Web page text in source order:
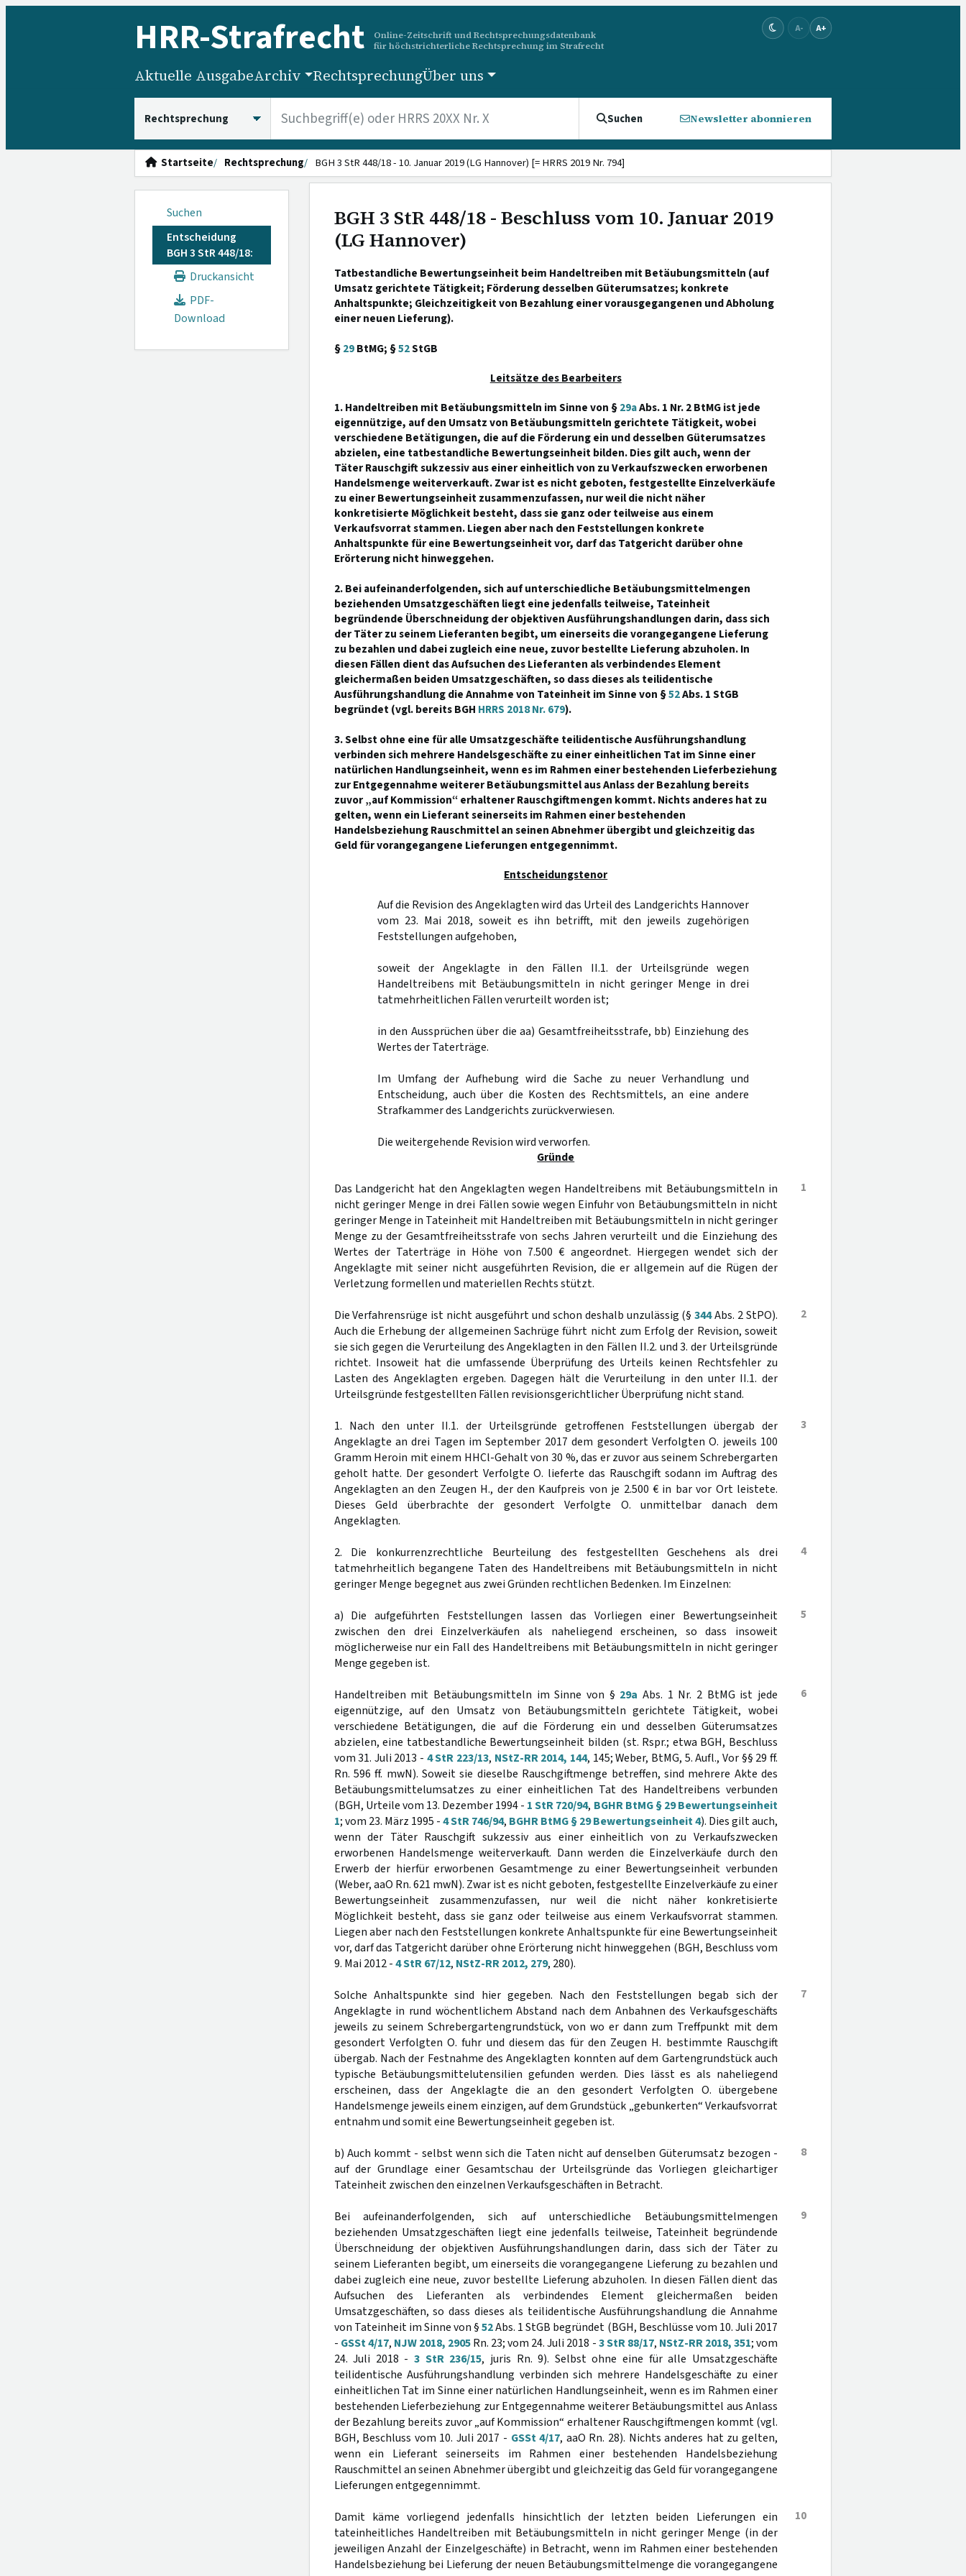
HRR-Strafrecht
Online-Zeitschrift und Rechtsprechungsdatenbank
für höchstrichterliche Rechtsprechung im Strafrecht
A- A+
Aktuelle AusgabeArchiv RechtsprechungÜber uns
Suchen Newsletter abonnieren
Startseite Rechtsprechung BGH 3 StR 448/18 - 10. Januar 2019 (LG Hannover) [= HRRS 2019 Nr. 794]
Suchen
Entscheidung
BGH 3 StR 448/18:
Druckansicht
PDF-
Download
BGH 3 StR 448/18 - Beschluss vom 10. Januar 2019
(LG Hannover)
Tatbestandliche Bewertungseinheit beim Handeltreiben mit Betäubungsmitteln (auf
Umsatz gerichtete Tätigkeit; Förderung desselben Güterumsatzes; konkrete
Anhaltspunkte; Gleichzeitigkeit von Bezahlung einer vorausgegangenen und Abholung
einer neuen Lieferung).
§29BtMG; §52StGB
Leitsätze des Bearbeiters
1. Handeltreiben mit Betäubungsmitteln im Sinne von §29aAbs. 1 Nr. 2 BtMG ist jede
eigennützige, auf den Umsatz von Betäubungsmitteln gerichtete Tätigkeit, wobei
verschiedene Betätigungen, die auf die Förderung ein und desselben Güterumsatzes
abzielen, eine tatbestandliche Bewertungseinheit bilden. Dies gilt auch, wenn der
Täter Rauschgift sukzessiv aus einer einheitlich von zu Verkaufszwecken erworbenen
Handelsmenge weiterverkauft. Zwar ist es nicht geboten, festgestellte Einzelverkäufe
zu einer Bewertungseinheit zusammenzufassen, nur weil die nicht näher
konkretisierte Möglichkeit besteht, dass sie ganz oder teilweise aus einem
Verkaufsvorrat stammen. Liegen aber nach den Feststellungen konkrete
Anhaltspunkte für eine Bewertungseinheit vor, darf das Tatgericht darüber ohne
Erörterung nicht hinweggehen.
2. Bei aufeinanderfolgenden, sich auf unterschiedliche Betäubungsmittelmengen
beziehenden Umsatzgeschäften liegt eine jedenfalls teilweise, Tateinheit
begründende Überschneidung der objektiven Ausführungshandlungen darin, dass sich
der Täter zu seinem Lieferanten begibt, um einerseits die vorangegangene Lieferung
zu bezahlen und dabei zugleich eine neue, zuvor bestellte Lieferung abzuholen. In
diesen Fällen dient das Aufsuchen des Lieferanten als verbindendes Element
gleichermaßen beiden Umsatzgeschäften, so dass dieses als teilidentische
Ausführungshandlung die Annahme von Tateinheit im Sinne von §52Abs. 1 StGB
begründet (vgl. bereits BGH HRRS 2018 Nr. 679).
3. Selbst ohne eine für alle Umsatzgeschäfte teilidentische Ausführungshandlung
verbinden sich mehrere Handelsgeschäfte zu einer einheitlichen Tat im Sinne einer
natürlichen Handlungseinheit, wenn es im Rahmen einer bestehenden Lieferbeziehung
zur Entgegennahme weiterer Betäubungsmittel aus Anlass der Bezahlung bereits
zuvor „auf Kommission“ erhaltener Rauschgiftmengen kommt. Nichts anderes hat zu
gelten, wenn ein Lieferant seinerseits im Rahmen einer bestehenden
Handelsbeziehung Rauschmittel an seinen Abnehmer übergibt und gleichzeitig das
Geld für vorangegangene Lieferungen entgegennimmt.
Entscheidungstenor
Auf die Revision des Angeklagten wird das Urteil des Landgerichts Hannover
vom 23. Mai 2018, soweit es ihn betrifft, mit den jeweils zugehörigen
Feststellungen aufgehoben,
soweit der Angeklagte in den Fällen II.1. der Urteilsgründe wegen
Handeltreibens mit Betäubungsmitteln in nicht geringer Menge in drei
tatmehrheitlichen Fällen verurteilt worden ist;
in den Aussprüchen über die aa) Gesamtfreiheitsstrafe, bb) Einziehung des
Wertes der Taterträge.
Im Umfang der Aufhebung wird die Sache zu neuer Verhandlung und
Entscheidung, auch über die Kosten des Rechtsmittels, an eine andere
Strafkammer des Landgerichts zurückverwiesen.
Die weitergehende Revision wird verworfen.
Gründe
1
Das Landgericht hat den Angeklagten wegen Handeltreibens mit Betäubungsmitteln in
nicht geringer Menge in drei Fällen sowie wegen Einfuhr von Betäubungsmitteln in nicht
geringer Menge in Tateinheit mit Handeltreiben mit Betäubungsmitteln in nicht geringer
Menge zu der Gesamtfreiheitsstrafe von sechs Jahren verurteilt und die Einziehung des
Wertes der Taterträge in Höhe von 7.500 € angeordnet. Hiergegen wendet sich der
Angeklagte mit seiner nicht ausgeführten Revision, die er allgemein auf die Rügen der
Verletzung formellen und materiellen Rechts stützt.
2
Die Verfahrensrüge ist nicht ausgeführt und schon deshalb unzulässig (§344Abs. 2 StPO).
Auch die Erhebung der allgemeinen Sachrüge führt nicht zum Erfolg der Revision, soweit
sie sich gegen die Verurteilung des Angeklagten in den Fällen II.2. und 3. der Urteilsgründe
richtet. Insoweit hat die umfassende Überprüfung des Urteils keinen Rechtsfehler zu
Lasten des Angeklagten ergeben. Dagegen hält die Verurteilung in den unter II.1. der
Urteilsgründe festgestellten Fällen revisionsgerichtlicher Überprüfung nicht stand.
3
1. Nach den unter II.1. der Urteilsgründe getroffenen Feststellungen übergab der
Angeklagte an drei Tagen im September 2017 dem gesondert Verfolgten O. jeweils 100
Gramm Heroin mit einem HHCl-Gehalt von 30 %, das er zuvor aus seinem Schrebergarten
geholt hatte. Der gesondert Verfolgte O. lieferte das Rauschgift sodann im Auftrag des
Angeklagten an den Zeugen H., der den Kaufpreis von je 2.500 € in bar vor Ort leistete.
Dieses Geld überbrachte der gesondert Verfolgte O. unmittelbar danach dem
Angeklagten.
4
2. Die konkurrenzrechtliche Beurteilung des festgestellten Geschehens als drei
tatmehrheitlich begangene Taten des Handeltreibens mit Betäubungsmitteln in nicht
geringer Menge begegnet aus zwei Gründen rechtlichen Bedenken. Im Einzelnen:
5
a) Die aufgeführten Feststellungen lassen das Vorliegen einer Bewertungseinheit
zwischen den drei Einzelverkäufen als naheliegend erscheinen, so dass insoweit
möglicherweise nur ein Fall des Handeltreibens mit Betäubungsmitteln in nicht geringer
Menge gegeben ist.
6
Handeltreiben mit Betäubungsmitteln im Sinne von § 29a Abs. 1 Nr. 2 BtMG ist jede
eigennützige, auf den Umsatz von Betäubungsmitteln gerichtete Tätigkeit, wobei
verschiedene Betätigungen, die auf die Förderung ein und desselben Güterumsatzes
abzielen, eine tatbestandliche Bewertungseinheit bilden (st. Rspr.; etwa BGH, Beschluss
vom 31. Juli 2013 - 4 StR 223/13, NStZ-RR 2014, 144, 145; Weber, BtMG, 5. Aufl., Vor §§ 29 ff.
Rn. 596 ff. mwN). Soweit sie dieselbe Rauschgiftmenge betreffen, sind mehrere Akte des
Betäubungsmittelumsatzes zu einer einheitlichen Tat des Handeltreibens verbunden
(BGH, Urteile vom 13. Dezember 1994 - 1 StR 720/94, BGHR BtMG § 29 Bewertungseinheit
1; vom 23. März 1995 -4 StR 746/94, BGHR BtMG § 29 Bewertungseinheit 4). Dies gilt auch,
wenn der Täter Rauschgift sukzessiv aus einer einheitlich von zu Verkaufszwecken
erworbenen Handelsmenge weiterverkauft. Dann werden die Einzelverkäufe durch den
Erwerb der hierfür erworbenen Gesamtmenge zu einer Bewertungseinheit verbunden
(Weber, aaO Rn. 621 mwN). Zwar ist es nicht geboten, festgestellte Einzelverkäufe zu einer
Bewertungseinheit zusammenzufassen, nur weil die nicht näher konkretisierte
Möglichkeit besteht, dass sie ganz oder teilweise aus einem Verkaufsvorrat stammen.
Liegen aber nach den Feststellungen konkrete Anhaltspunkte für eine Bewertungseinheit
vor, darf das Tatgericht darüber ohne Erörterung nicht hinweggehen (BGH, Beschluss vom
9. Mai 2012 -4 StR 67/12, NStZ-RR 2012, 279, 280).
7
Solche Anhaltspunkte sind hier gegeben. Nach den Feststellungen begab sich der
Angeklagte in rund wöchentlichem Abstand nach dem Anbahnen des Verkaufsgeschäfts
jeweils zu seinem Schrebergartengrundstück, von wo er dann zum Treffpunkt mit dem
gesondert Verfolgten O. fuhr und diesem das für den Zeugen H. bestimmte Rauschgift
übergab. Nach der Festnahme des Angeklagten konnten auf dem Gartengrundstück auch
typische Betäubungsmittelutensilien gefunden werden. Dies lässt es als naheliegend
erscheinen, dass der Angeklagte die an den gesondert Verfolgten O. übergebene
Handelsmenge jeweils einem einzigen, auf dem Grundstück „gebunkerten“ Verkaufsvorrat
entnahm und somit eine Bewertungseinheit gegeben ist.
8
b) Auch kommt - selbst wenn sich die Taten nicht auf denselben Güterumsatz bezogen -
auf der Grundlage einer Gesamtschau der Urteilsgründe das Vorliegen gleichartiger
Tateinheit zwischen den einzelnen Verkaufsgeschäften in Betracht.
9
Bei aufeinanderfolgenden, sich auf unterschiedliche Betäubungsmittelmengen
beziehenden Umsatzgeschäften liegt eine jedenfalls teilweise, Tateinheit begründende
Überschneidung der objektiven Ausführungshandlungen darin, dass sich der Täter zu
seinem Lieferanten begibt, um einerseits die vorangegangene Lieferung zu bezahlen und
dabei zugleich eine neue, zuvor bestellte Lieferung abzuholen. In diesen Fällen dient das
Aufsuchen des Lieferanten als verbindendes Element gleichermaßen beiden
Umsatzgeschäften, so dass dieses als teilidentische Ausführungshandlung die Annahme
von Tateinheit im Sinne von §52Abs. 1 StGB begründet (BGH, Beschlüsse vom 10. Juli 2017
- GSSt 4/17, NJW 2018, 2905Rn. 23; vom 24. Juli 2018 -3 StR 88/17, NStZ-RR 2018, 351; vom
24. Juli 2018 -3 StR 236/15, juris Rn. 9). Selbst ohne eine für alle Umsatzgeschäfte
teilidentische Ausführungshandlung verbinden sich mehrere Handelsgeschäfte zu einer
einheitlichen Tat im Sinne einer natürlichen Handlungseinheit, wenn es im Rahmen einer
bestehenden Lieferbeziehung zur Entgegennahme weiterer Betäubungsmittel aus Anlass
der Bezahlung bereits zuvor „auf Kommission“ erhaltener Rauschgiftmengen kommt (vgl.
BGH, Beschluss vom 10. Juli 2017 - GSSt 4/17, aaO Rn. 28). Nichts anderes hat zu gelten,
wenn ein Lieferant seinerseits im Rahmen einer bestehenden Handelsbeziehung
Rauschmittel an seinen Abnehmer übergibt und gleichzeitig das Geld für vorangegangene
Lieferungen entgegennimmt.
10
Damit käme vorliegend jedenfalls hinsichtlich der letzten beiden Lieferungen ein
tateinheitliches Handeltreiben mit Betäubungsmitteln in nicht geringer Menge (in der
jeweiligen Anzahl der Einzelgeschäfte) in Betracht, wenn im Rahmen einer bestehenden
Handelsbeziehung bei Lieferung der neuen Betäubungsmittelmenge die vorangegangene